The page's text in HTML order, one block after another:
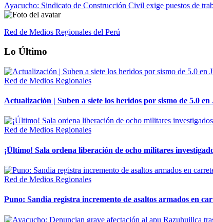
Ayacucho: Sindicato de Construcción Civil exige puestos de
Red de Medios Regionales del Perú
Lo Último
Red de Medios Regionales
Actualización | Suben a siete los heridos por sismo de 5.0
Red de Medios Regionales
¡Último! Sala ordena liberación de ocho militares
Red de Medios Regionales
Puno: Sandia registra incremento de asaltos armados en